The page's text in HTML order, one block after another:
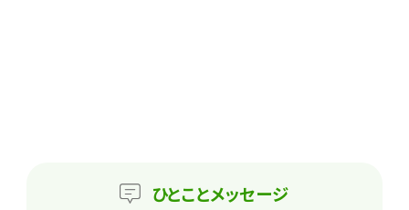
ひとことメッセージ